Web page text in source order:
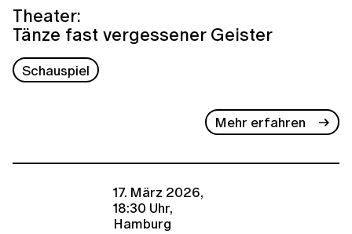
Theater:
Tänze fast vergessener Geister
Schauspiel
Mehr erfahren
17. März 2026,
18:30 Uhr,
Hamburg